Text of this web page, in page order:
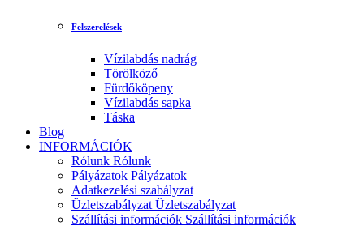
Felszerelések
Vízilabdás nadrág
Törölköző
Fürdőköpeny
Vízilabdás sapka
Táska
Blog
INFORMÁCIÓK
Rólunk Rólunk
Pályázatok Pályázatok
Adatkezelési szabályzat
Üzletszabályzat Üzletszabályzat
Szállítási információk Szállítási információk